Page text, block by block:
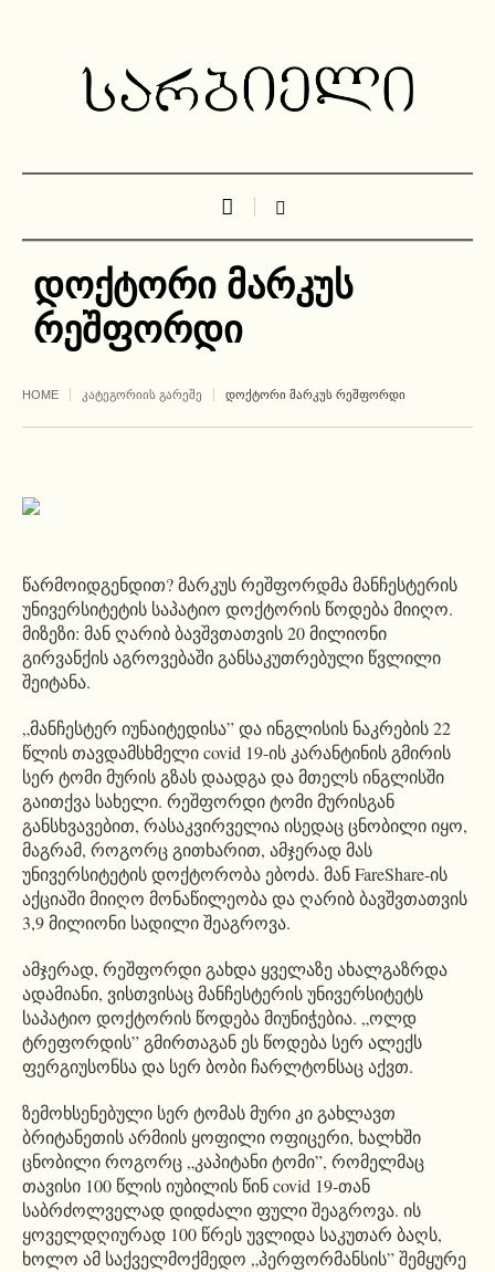
დოქტორი მარკუს
რეშფორდი
HOME ᲙᲐᲢᲔᲒᲝᲠᲘᲘᲡ ᲒᲐᲠᲔᲨᲔ ᲓᲝᲥᲢᲝᲠᲘ ᲛᲐᲠᲙᲣᲡ ᲠᲔᲨᲤᲝᲠᲓᲘ
წარმოიდგენდით? მარკუს რეშფორდმა მანჩესტერის
უნივერსიტეტის საპატიო დოქტორის წოდება მიიღო.
მიზეზი: მან ღარიბ ბავშვთათვის 20 მილიონი
გირვანქის აგროვებაში განსაკუთრებული წვლილი
შეიტანა.
„მანჩესტერ იუნაიტედისა” და ინგლისის ნაკრების 22
წლის თავდამსხმელი covid 19-ის კარანტინის გმირის
სერ ტომი მურის გზას დაადგა და მთელს ინგლისში
გაითქვა სახელი. რეშფორდი ტომი მურისგან
განსხვავებით, რასაკვირველია ისედაც ცნობილი იყო,
მაგრამ, როგორც გითხარით, ამჯერად მას
უნივერსიტეტის დოქტორობა ებოძა. მან FareShare-ის
აქციაში მიიღო მონაწილეობა და ღარიბ ბავშვთათვის
3,9 მილიონი სადილი შეაგროვა.
ამჯერად, რეშფორდი გახდა ყველაზე ახალგაზრდა
ადამიანი, ვისთვისაც მანჩესტერის უნივერსიტეტს
საპატიო დოქტორის წოდება მიუნიჭებია. „ოლდ
ტრეფორდის” გმირთაგან ეს წოდება სერ ალექს
ფერგიუსონსა და სერ ბობი ჩარლტონსაც აქვთ.
ზემოხსენებული სერ ტომას მური კი გახლავთ
ბრიტანეთის არმიის ყოფილი ოფიცერი, ხალხში
ცნობილი როგორც „კაპიტანი ტომი”, რომელმაც
თავისი 100 წლის იუბილის წინ covid 19-თან
საბრძოლველად დიდძალი ფული შეაგროვა. ის
ყოველდღიურად 100 წრეს უვლიდა საკუთარ ბაღს,
ხოლო ამ საქველმოქმედო „პერფორმანსის” შემყურე